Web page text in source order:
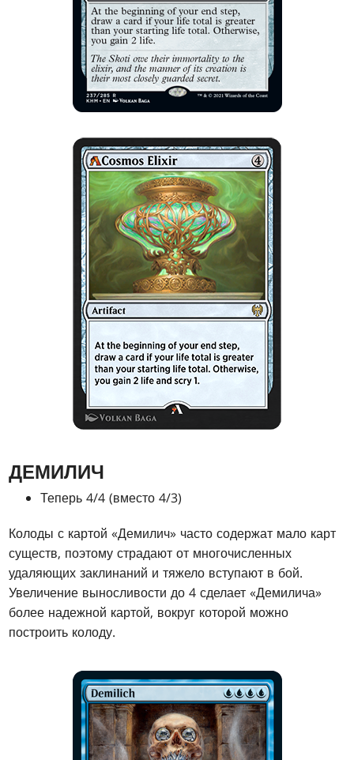
ДЕМИЛИЧ
Теперь 4/4 (вместо 4/3)
Колоды с картой «Демилич» часто содержат мало карт
существ, поэтому страдают от многочисленных
удаляющих заклинаний и тяжело вступают в бой.
Увеличение выносливости до 4 сделает «Демилича»
более надежной картой, вокруг которой можно
построить колоду.